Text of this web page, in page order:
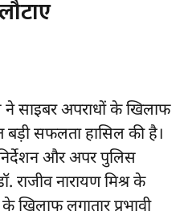
ने साइबर अपराधों के खिलाफ
सफलता हासिल की है।
और अपर पुलिस
नारायण मिश्र के
खिलाफ लगातार प्रभावी